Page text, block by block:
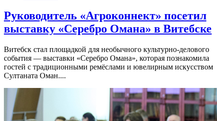
Руководитель «Агроконнект» посетил
выставку «Серебро Омана» в Витебске
Витебск стал площадкой для необычного культурно-делового
события — выставки «Серебро Омана», которая познакомила
гостей с традиционными ремёслами и ювелирным искусством
Султаната Оман....